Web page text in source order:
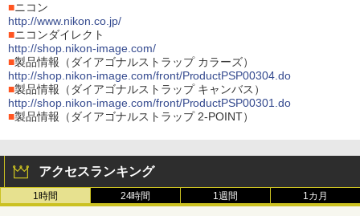
■ニコン
http://www.nikon.co.jp/
■ニコンダイレクト
http://shop.nikon-image.com/
■製品情報（ダイアゴナルストラップ カラーズ）
http://shop.nikon-image.com/front/ProductPSP00304.do
■製品情報（ダイアゴナルストラップ キャンバス）
http://shop.nikon-image.com/front/ProductPSP00301.do
■製品情報（ダイアゴナルストラップ 2-POINT）
アクセスランキング
1時間 24時間 1週間 1カ月